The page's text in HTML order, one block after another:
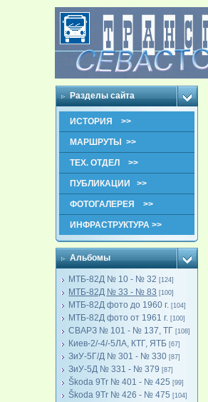
Разделы сайта
ИСТОРИЯ >>
МАРШРУТЫ >>
ТЕХ. ОТДЕЛ >>
ПУБЛИКАЦИИ >>
ФОТОГАЛЕРЕЯ >>
ИНФРАСТРУКТУРА >>
Альбомы
МТБ-82Д № 10 - № 32 [124]
МТБ-82Д № 33 - № 83 [100]
МТБ-82Д фото до 1960 г. [104]
МТБ-82Д фото от 1961 г. [100]
СВАРЗ № 101 - № 137, ТГ [108]
Киев-2/-4/-5ЛА, КТГ, ЯТБ [67]
ЗиУ-5Г/Д № 301 - № 330 [87]
ЗиУ-5Д № 331 - № 379 [87]
Škoda 9Tr № 401 - № 425 [99]
Škoda 9Tr № 426 - № 475 [104]